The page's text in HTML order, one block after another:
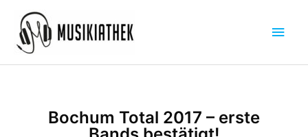
Inhalt
springen
Bochum Total 2017 – erste